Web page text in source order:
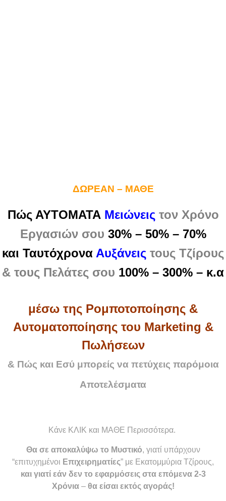
ΔΩΡΕΑΝ – ΜΑΘΕ
Πώς ΑΥΤΟΜΑΤΑ Μειώνεις τον Χρόνο
Εργασιών σου 30% – 50% – 70%
και Ταυτόχρονα Αυξάνεις τους Τζίρους
& τους Πελάτες σου 100% – 300% – κ.α
μέσω της Ρομποτοποίησης &
Αυτοματοποίησης του Marketing &
Πωλήσεων
& Πώς και Εσύ μπορείς να πετύχεις παρόμοια
Αποτελέσματα
Κάνε ΚΛΙΚ και ΜΑΘΕ Περισσότερα.
Θα σε αποκαλύψω το Μυστικό, γιατί υπάρχουν
“επιτυχημένοι Επιχειρηματίες” με Εκατομμύρια Τζίρους,
και γιατί εάν δεν το εφαρμόσεις στα επόμενα 2-3
Χρόνια– θα είσαι εκτός αγοράς!